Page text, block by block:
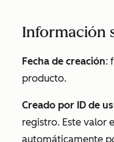
Información
Fecha de creación:
producto.
Creado por ID de
registro. Este valor
automáticamente